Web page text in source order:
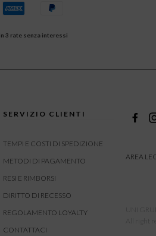
3 rate senza interessi
SERVIZIO CLIENTI
TEMPI E COSTI DI SPEDIZIONE
METODI DI PAGAMENTO
RESI E RIMBORSI
DIRITTO DI RECESSO
REGOLAMENTO LOYALTY
CONTATTACI
AREA